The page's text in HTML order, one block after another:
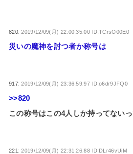
820:2019/12/09(月) 22:00:35.00 ID:TCrsO00E0
災いの魔神を討つ者か称号は
917:2019/12/09(月) 23:36:59.97 ID:o6dr9JFQ0
>>820
この称号はこの4人しか持ってない
221:2019/12/09(月) 22:31:26.88 ID:DLr46vUiM